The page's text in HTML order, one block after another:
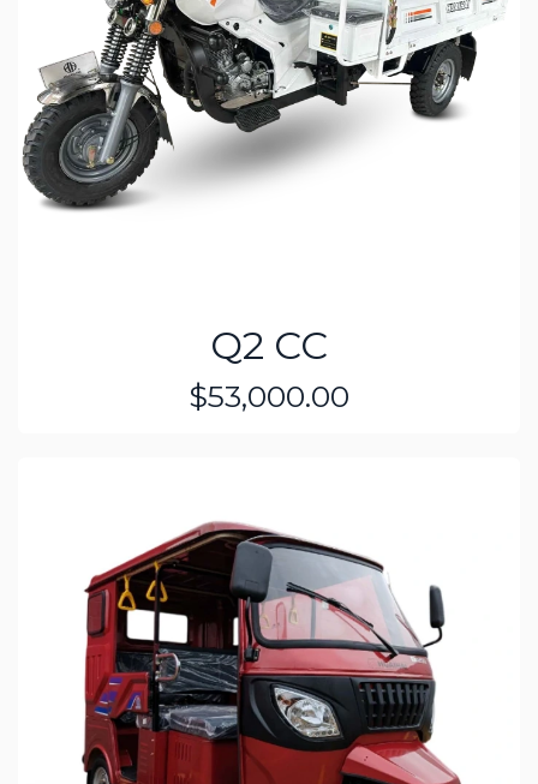
Q2 CC
$53,000.00